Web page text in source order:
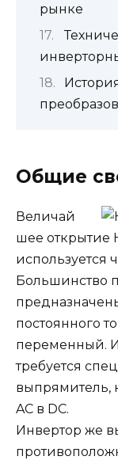
рынке
Общие
Величай
шее открытие
используется
Большинство
постоянного
переменный.
требуется
выпрямитель,
AC в DC.
Инвертор же